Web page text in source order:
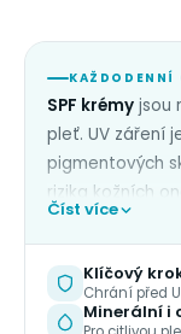
KAŽDODENNÍ
SPF krémy jsou
pleť. UV záření
pigmentových
rizika kožních
zimě a v
mraky a okny,
ostatní. V naší
SPFs oxidem
Číst více
Klíčový
Chrání před
Minerální i